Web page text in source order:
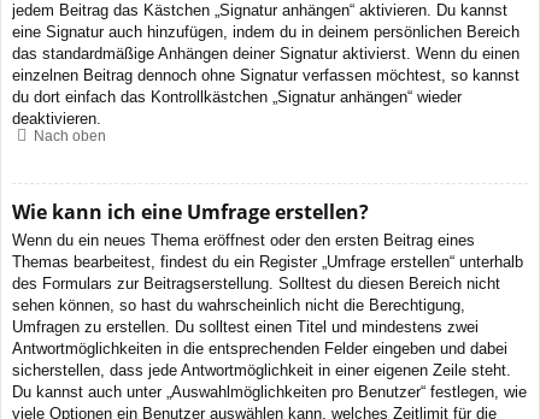
jedem Beitrag das Kästchen „Signatur anhängen“ aktivieren. Du kannst
eine Signatur auch hinzufügen, indem du in deinem persönlichen Bereich
das standardmäßige Anhängen deiner Signatur aktivierst. Wenn du einen
einzelnen Beitrag dennoch ohne Signatur verfassen möchtest, so kannst
du dort einfach das Kontrollkästchen „Signatur anhängen“ wieder
deaktivieren.
Nach oben
Wie kann ich eine Umfrage erstellen?
Wenn du ein neues Thema eröffnest oder den ersten Beitrag eines
Themas bearbeitest, findest du ein Register „Umfrage erstellen“ unterhalb
des Formulars zur Beitragserstellung. Solltest du diesen Bereich nicht
sehen können, so hast du wahrscheinlich nicht die Berechtigung,
Umfragen zu erstellen. Du solltest einen Titel und mindestens zwei
Antwortmöglichkeiten in die entsprechenden Felder eingeben und dabei
sicherstellen, dass jede Antwortmöglichkeit in einer eigenen Zeile steht.
Du kannst auch unter „Auswahlmöglichkeiten pro Benutzer“ festlegen, wie
viele Optionen ein Benutzer auswählen kann, welches Zeitlimit für die